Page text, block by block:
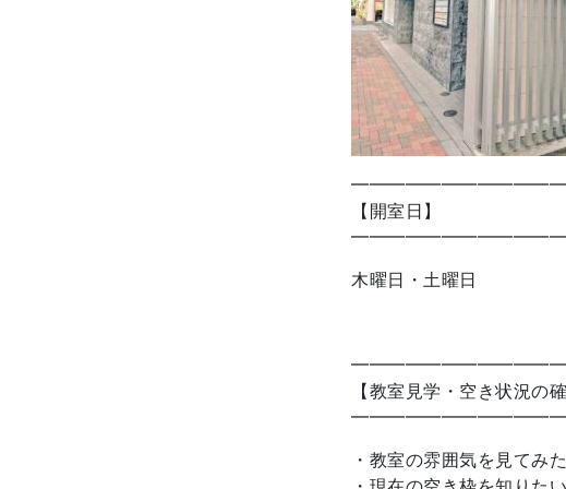
【開室日】
木曜日・土曜日
【教室見学・空き状況の
・教室の雰囲気を見てみ